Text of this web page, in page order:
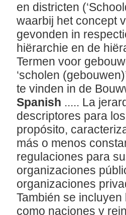
en districten
waarbij het concept
gevonden in
hiërarchie en de
Termen voor
‘scholen
te vinden in de
Spanish ..... La
descriptores para
propósito,
más o menos
regulaciones para
organizaciones
organizaciones
También se
como naciones y